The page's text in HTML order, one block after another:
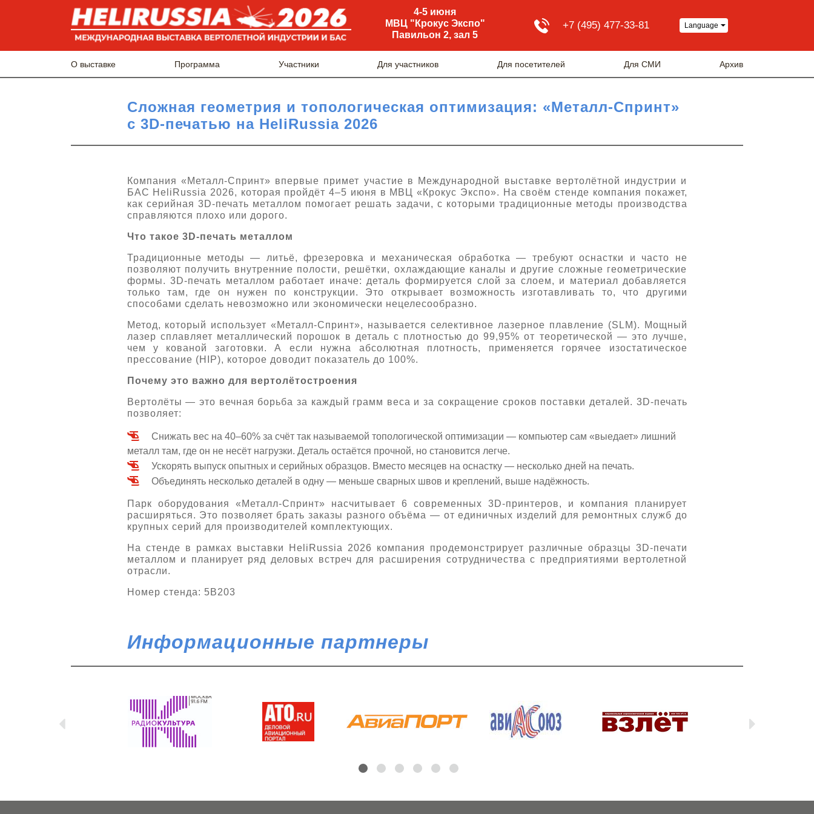
4-5 июня
МВЦ "Крокус Экспо"
Павильон 2, зал 5
+7 (495) 477-33-81 Language
О выставке Программа Участники Для участников Для посетителей Для СМИ Архив
Сложная геометрия и топологическая оптимизация: «Металл-Спринт»
с 3D-печатью на HeliRussia 2026
Компания «Металл-Спринт» впервые примет участие в Международной выставке вертолётной индустрии и
БАС HeliRussia 2026, которая пройдёт 4–5 июня в МВЦ «Крокус Экспо». На своём стенде компания покажет,
как серийная 3D-печать металлом помогает решать задачи, с которыми традиционные методы производства
справляются плохо или дорого.
Что такое 3 D-печать металлом
Традиционные методы — литьё, фрезеровка и механическая обработка — требуют оснастки и часто не
позволяют получить внутренние полости, решётки, охлаждающие каналы и другие сложные геометрические
формы. 3D-печать металлом работает иначе: деталь формируется слой за слоем, и материал добавляется
только там, где он нужен по конструкции. Это открывает возможность изготавливать то, что другими
способами сделать невозможно или экономически нецелесообразно.
Метод, который использует «Металл-Спринт», называется селективное лазерное плавление (SLM). Мощный
лазер сплавляет металлический порошок в деталь с плотностью до 99,95% от теоретической — это лучше,
чем у кованой заготовки. А если нужна абсолютная плотность, применяется горячее изостатическое
прессование (HIP), которое доводит показатель до 100%.
Почему это важно для вертолётостроения
Вертолёты — это вечная борьба за каждый грамм веса и за сокращение сроков поставки деталей. 3D-печать
позволяет:
Снижать вес на 40–60% за счёт так называемой топологической оптимизации — компьютер сам «выедает» лишний
металл там, где он не несёт нагрузки. Деталь остаётся прочной, но становится легче.
Ускорять выпуск опытных и серийных образцов. Вместо месяцев на оснастку — несколько дней на печать.
Объединять несколько деталей в одну — меньше сварных швов и креплений, выше надёжность.
Парк оборудования «Металл-Спринт» насчитывает 6 современных 3D-принтеров, и компания планирует
расширяться. Это позволяет брать заказы разного объёма — от единичных изделий для ремонтных служб до
крупных серий для производителей комплектующих.
На стенде в рамках выставки HeliRussia 2026 компания продемонстрирует различные образцы 3D-печати
металлом и планирует ряд деловых встреч для расширения сотрудничества с предприятиями вертолетной
отрасли.
Номер стенда: 5B203
Информационные партнеры